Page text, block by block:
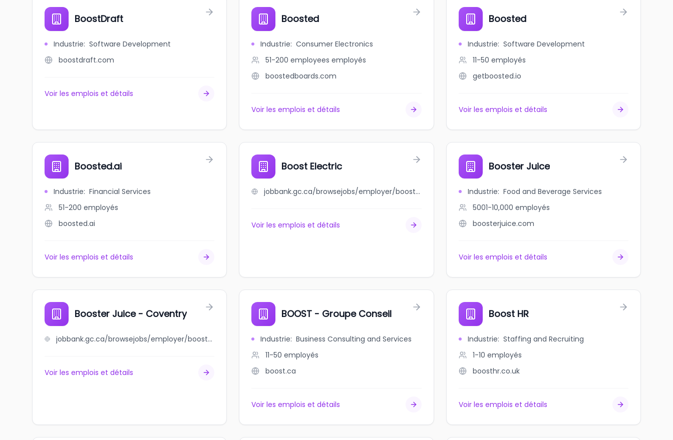
BoostDraft
Industrie: Software Development
boostdraft.com
Voir les emplois et détails
Boosted
Industrie: Consumer Electronics
51-200 employees employés
boostedboards.com
Voir les emplois et détails
Boosted
Industrie: Software Development
11-50 employés
getboosted.io
Voir les emplois et détails
Boosted.ai
Industrie: Financial Services
51-200 employés
boosted.ai
Voir les emplois et détails
Boost Electric
jobbank.gc.ca/browsejobs/employer/boost+electric/ca
Voir les emplois et détails
Booster Juice
Industrie: Food and Beverage Services
5001-10,000 employés
boosterjuice.com
Voir les emplois et détails
Booster Juice - Coventry
jobbank.gc.ca/browsejobs/employer/booster+juice+-+coventry/ca
Voir les emplois et détails
BOOST - Groupe Conseil
Industrie: Business Consulting and Services
11-50 employés
boost.ca
Voir les emplois et détails
Boost HR
Industrie: Staffing and Recruiting
1-10 employés
boosthr.co.uk
Voir les emplois et détails